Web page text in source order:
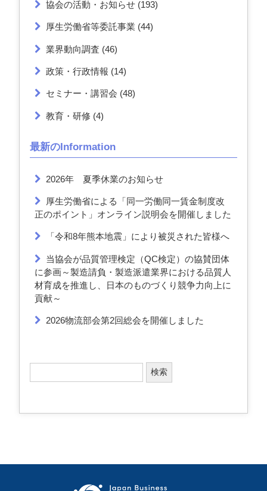
協会の活動・お知らせ(193)
厚生労働省等委託事業 (44)
業界動向調査 (46)
政策・行政情報 (14)
セミナー・講習会 (48)
教育・研修 (4)
最新のInformation
2026年 夏季休業のお知らせ
厚生労働省による「同一労働同一賃金制度改
正のポイント」オンライン説明会を開催しました
「令和8年熊本地震」により被災された皆様へ
当協会が品質管理検定（QC検定）の協賛団体
に参画～製造請負・製造派遣業界における品質人
材育成を推進し、日本のものづくり競争力向上に
貢献～
2026物流部会第2回総会を開催しました
索